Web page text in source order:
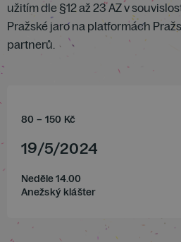
užitím dle §12 až 23 AZ v
Pražské jaro na platformách
partnerů.
80 – 150 Kč
19/5/2024
Neděle 14.00
Anežský klášter